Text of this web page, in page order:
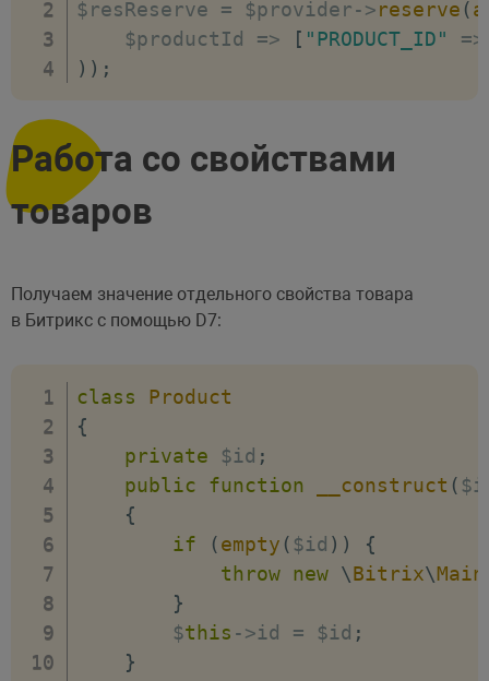
$resReserve = $provider->reserve (
$productId
=> [ "PRODUCT_ID" =>
) ) ;
Работа со свойствами
товаров
Получаем значение отдельного свойства товара
в Битрикс с помощью D7:
class
Product
{
private $id ;
public
function __construct (
{
if
(empty ( $id ) )
{
throw new \Bitrix\Main
}
        $
this ->id = $id ;
}